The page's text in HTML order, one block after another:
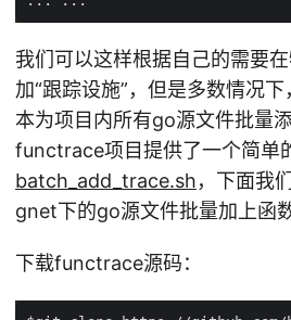
我们可以这样根据自己的需要
加“跟踪设施”，但是多数情况
本为项目内所有go源文件批量添
functrace项目提供了一个简单
batch_add_trace.sh，下面我
gnet下的go源文件批量加上函
下载functrace源码：